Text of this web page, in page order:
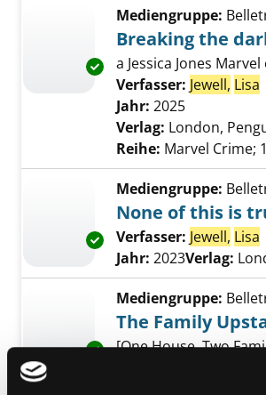
Exemplar-Details von
Mediengruppe:
Breaking the
a Jessica Jones
Verfasser: Jewell, Lisa
Jahr: 2025
Verlag: London,
Reihe: Marvel Crime; 1
Exemplar-Details von
Mediengruppe:
None of this is
Verfasser: Jewell, Lisa
Jahr: 2023Verlag:
Exemplar-Details von
Mediengruppe:
The Family
[One House, Two